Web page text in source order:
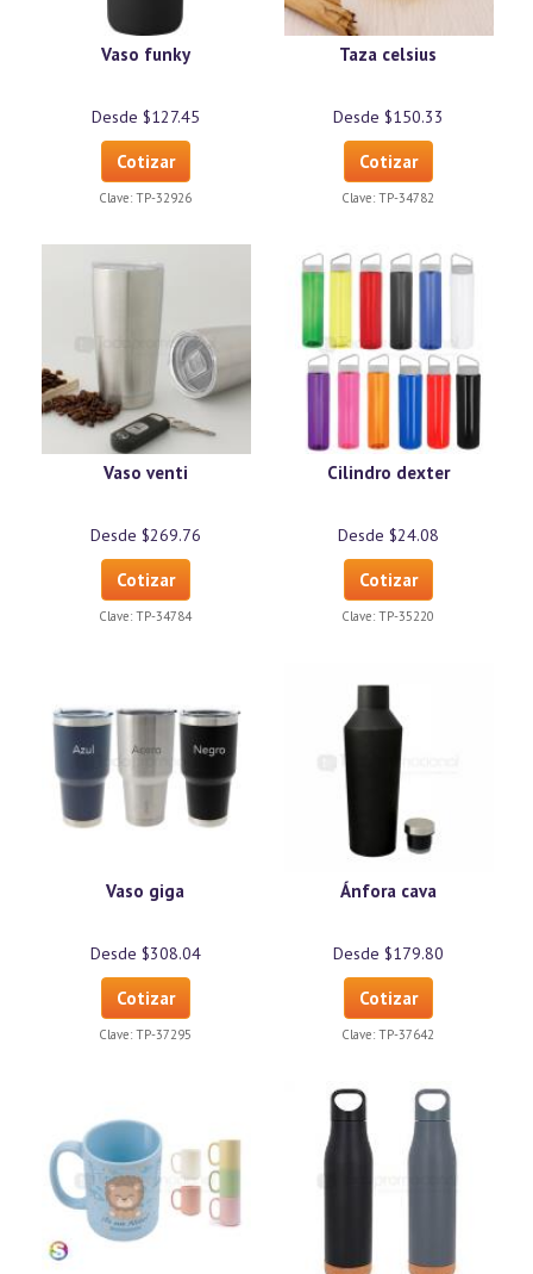
Vaso funky
Desde $127.45
Cotizar
Clave: TP-32926
Taza celsius
Desde $150.33
Cotizar
Clave: TP-34782
Vaso venti
Desde $269.76
Cotizar
Clave: TP-34784
Cilindro dexter
Desde $24.08
Cotizar
Clave: TP-35220
Vaso giga
Desde $308.04
Cotizar
Clave: TP-37295
Ánfora cava
Desde $179.80
Cotizar
Clave: TP-37642